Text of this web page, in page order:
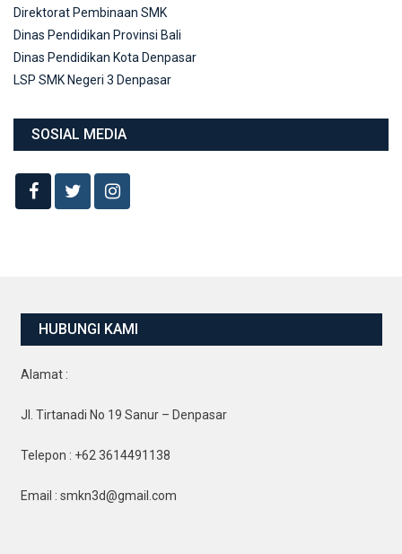
Direktorat Pembinaan SMK
Dinas Pendidikan Provinsi Bali
Dinas Pendidikan Kota Denpasar
LSP SMK Negeri 3 Denpasar
SOSIAL MEDIA
HUBUNGI KAMI
Alamat :
Jl. Tirtanadi No 19 Sanur – Denpasar
Telepon : +62 3614491138
Email : smkn3d@gmail.com